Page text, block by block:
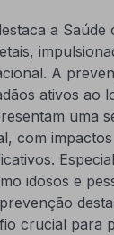
a Saúde
A
ativos ao
uma
com impactos
idosos e
crucial para